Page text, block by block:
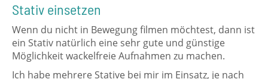
Stativ einsetzen
Wenn du nicht in Bewegung filmen möchtest, dann ist
ein Stativ natürlich eine sehr gute und günstige
Möglichkeit wackelfreie Aufnahmen zu machen.
Ich habe mehrere Stative bei mir im Einsatz, je nach